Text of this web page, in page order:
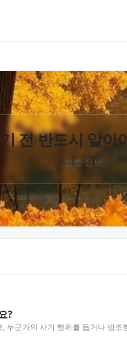
전 반드시 알아
법률 정보
?
누군가의 사기 행위를 돕거나 방